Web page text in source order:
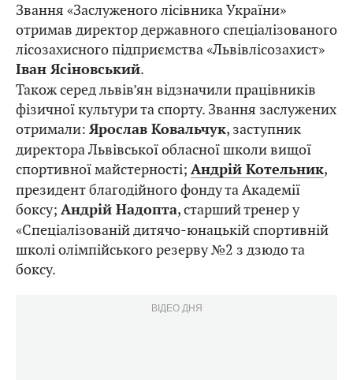
Звання «Заслуженого лісівника України»
отримав директор державного спеціалізованого
лісозахисного підприємства «Львівлісозахист»
Іван Ясіновський.
Також серед львів’ян відзначили працівників
фізичної культури та спорту. Звання заслужених
отримали: Ярослав Ковальчук, заступник
директора Львівської обласної школи вищої
спортивної майстерності; Андрій Котельник,
президент благодійного фонду та Академії
боксу; Андрій Надопта, старший тренер у
«Спеціалізованій дитячо-юнацькій спортивній
школі олімпійського резерву №2 з дзюдо та
боксу.
ВІДЕО ДНЯ